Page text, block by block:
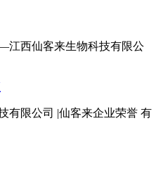
江西仙客来生物科技有限公
有限公司 |仙客来企业荣誉 有